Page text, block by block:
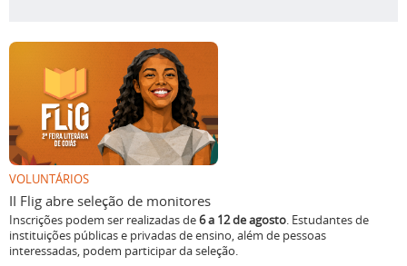
VOLUNTÁRIOS
II Flig abre seleção de monitores
Inscrições podem ser realizadas de6 a 12 de agosto. Estudantes de
instituições públicas e privadas de ensino, além de pessoas
interessadas, podem participar da seleção.